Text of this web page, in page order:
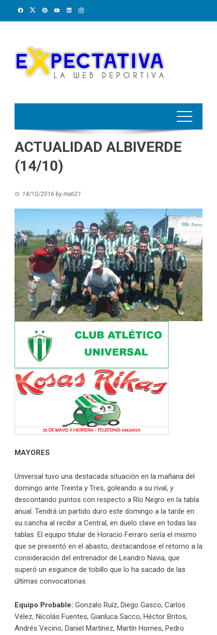
ACTUALIDAD ALBIVERDE
(14/10)
14/10/2016 by mati21
MAYORES
Universal tuvo una destacada situación en la mañana del
domingo ante Treinta y Tres, goleando a su rival, y
descontando puntos con respecto a Río Negro en la tabla
anual. Tendrá un partido duro este domingo a la tarde en
su cancha al recibir a Central, en duelo clave en todas las
tablas. El equipo titular de Horacio Ferraro sería el mismo
que se presentó en el abasto, destacandose el retorno a la
consideración del entrenador de Leandro Navia, que
superó un esguince de tobillo que lo ha sacado de las
últimas convocatorias.
Equipo Probable: Gonzalo Ruíz, Diego Gasco, Carlos
Vélez, Nicolás Fuentes, Gianluca Sacco, Héctor Britos,
Andrés Vecino, Daniel Martínez, Martín Hornes, Pedro